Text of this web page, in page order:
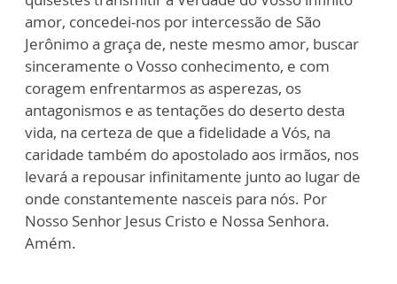
amor, concedei-nos por intercessão de São
Jerônimo a graça de, neste mesmo amor, buscar
sinceramente o Vosso conhecimento, e com
coragem enfrentarmos as asperezas, os
antagonismos e as tentações do deserto desta
vida, na certeza de que a fidelidade a Vós, na
caridade também do apostolado aos irmãos, nos
levará a repousar infinitamente junto ao lugar de
onde constantemente nasceis para nós. Por
Nosso Senhor Jesus Cristo e Nossa Senhora.
Amém.